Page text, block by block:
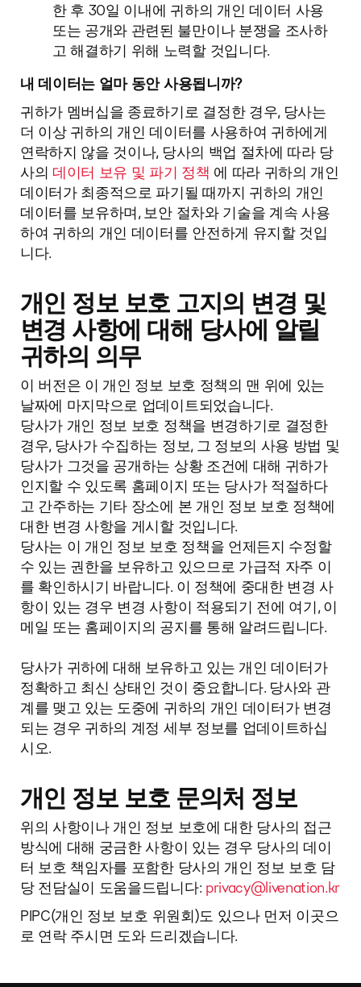
한 후 30일 이내에 귀하의 개인 데이터 사용
또는 공개와 관련된 불만이나 분쟁을 조사하
고 해결하기 위해 노력할 것입니다.
내 데이터는 얼마 동안 사용됩니까?
귀하가 멤버십을 종료하기로 결정한 경우, 당사는
더 이상 귀하의 개인 데이터를 사용하여 귀하에게
연락하지 않을 것이나, 당사의 백업 절차에 따라 당
사의 데이터 보유 및 파기 정책 에 따라 귀하의 개인
데이터가 최종적으로 파기될 때까지 귀하의 개인
데이터를 보유하며, 보안 절차와 기술을 계속 사용
하여 귀하의 개인 데이터를 안전하게 유지할 것입
니다.
개인 정보 보호 고지의 변경 및
변경 사항에 대해 당사에 알릴
귀하의 의무
이 버전은 이 개인 정보 보호 정책의 맨 위에 있는
날짜에 마지막으로 업데이트되었습니다.
당사가 개인 정보 보호 정책을 변경하기로 결정한
경우, 당사가 수집하는 정보, 그 정보의 사용 방법 및
당사가 그것을 공개하는 상황 조건에 대해 귀하가
인지할 수 있도록 홈페이지 또는 당사가 적절하다
고 간주하는 기타 장소에 본 개인 정보 보호 정책에
대한 변경 사항을 게시할 것입니다.
당사는 이 개인 정보 보호 정책을 언제든지 수정할
수 있는 권한을 보유하고 있으므로 가급적 자주 이
를 확인하시기 바랍니다. 이 정책에 중대한 변경 사
항이 있는 경우 변경 사항이 적용되기 전에 여기, 이
메일 또는 홈페이지의 공지를 통해 알려드립니다.
당사가 귀하에 대해 보유하고 있는 개인 데이터가
정확하고 최신 상태인 것이 중요합니다. 당사와 관
계를 맺고 있는 도중에 귀하의 개인 데이터가 변경
되는 경우 귀하의 계정 세부 정보를 업데이트하십
시오.
개인 정보 보호 문의처 정보
위의 사항이나 개인 정보 보호에 대한 당사의 접근
방식에 대해 궁금한 사항이 있는 경우 당사의 데이
터 보호 책임자를 포함한 당사의 개인 정보 보호 담
당 전담실이 도움을드립니다: privacy@livenation.kr
PIPC(개인 정보 보호 위원회)도 있으나 먼저 이곳으
로 연락 주시면 도와 드리겠습니다.